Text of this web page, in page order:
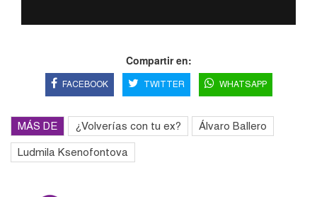
Compartir en:
FACEBOOK TWITTER WHATSAPP
MÁS DE ¿Volverías con tu ex? Álvaro Ballero
Ludmila Ksenofontova